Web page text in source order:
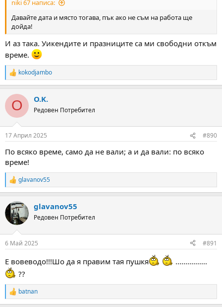
niki 67 написа:
Давайте дата и място тогава, пък ако не съм на работа ще
дойда!
И аз така. Уикендите и празниците са ми свободни откъм
време.
R
e
c
i
s
kokodjambo
O O.K.
Редовен Потребител
17 Април 2025 #890
По всяко време, само да не вали; а и да вали: по всяко
време!
R
e
c
i
s
glavanov55
glavanov55
Редовен Потребител
6 Май 2025 #891
Е вовеводо!!!Шо да я правим тая пушкя
................
??
R
e
batnan